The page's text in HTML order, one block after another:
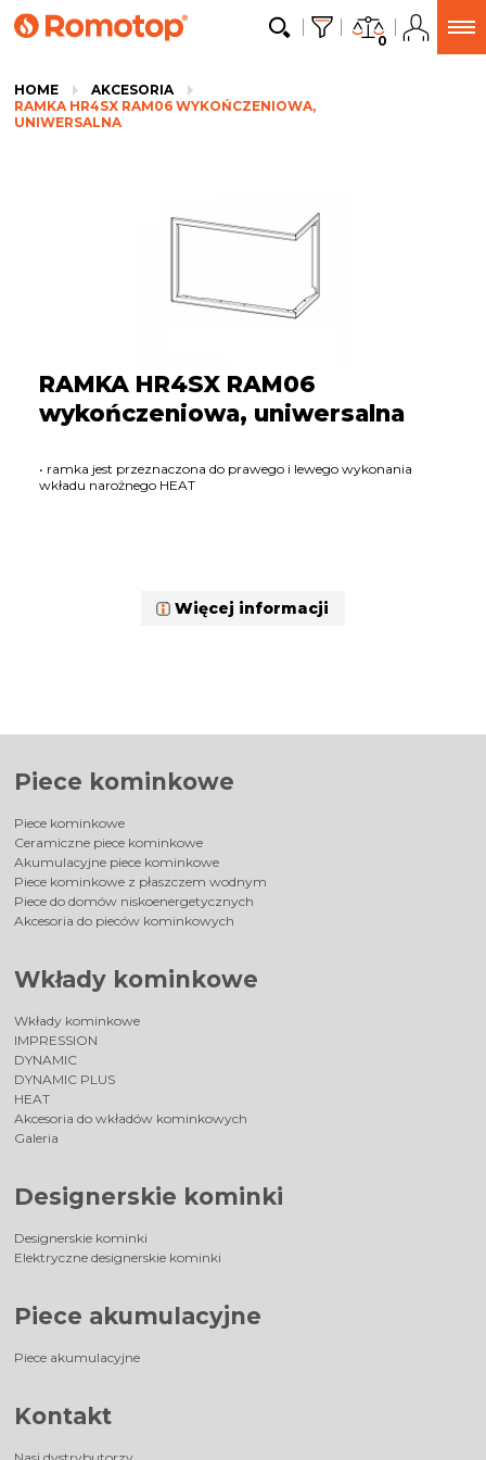
0
HOME
AKCESORIA
RAMKA HR4SX RAM06 WYKOŃCZENIOWA,
UNIWERSALNA
RAMKA HR4SX RAM06
wykończeniowa, uniwersalna
• ramka jest przeznaczona do prawego i lewego wykonania
wkładu narożnego HEAT
Więcej informacji
Piece kominkowe
Piece kominkowe
Ceramiczne piece kominkowe
Akumulacyjne piece kominkowe
Piece kominkowe z płaszczem wodnym
Piece do domów niskoenergetycznych
Akcesoria do pieców kominkowych
Wkłady kominkowe
Wkłady kominkowe
IMPRESSION
DYNAMIC
DYNAMIC PLUS
HEAT
Akcesoria do wkładów kominkowych
Galeria
Designerskie kominki
Designerskie kominki
Elektryczne designerskie kominki
Piece akumulacyjne
Piece akumulacyjne
Kontakt